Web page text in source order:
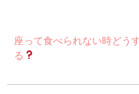
座って食べられない時どう
る